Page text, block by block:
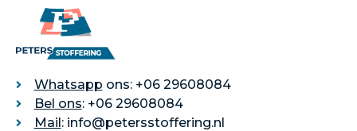
Whatsapp ons: +06 29608084
Bel ons: +06 29608084
Mail: info@petersstoffering.nl